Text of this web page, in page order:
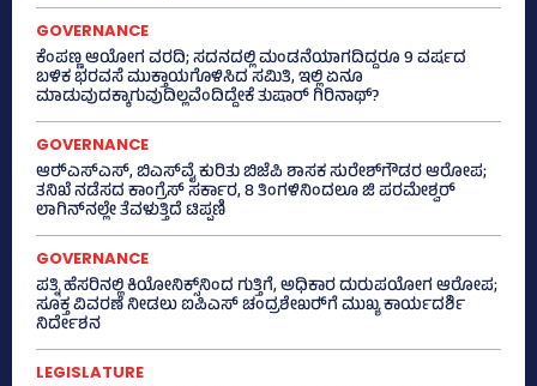
GOVERNANCE
ಕೆಂಪಣ್ಣ ಆಯೋಗ ವರದಿ; ಸದನದಲ್ಲಿ ಮಂಡನೆಯಾಗದಿದ್ದರೂ 9 ವರ್ಷದ
ಬಳಿಕ ಭರವಸೆ ಮುಕ್ತಾಯಗೊಳಿಸಿದ ಸಮಿತಿ, ಇಲ್ಲಿ ಏನೂ
ಮಾಡುವುದಕ್ಕಾಗುವುದಿಲ್ಲವೆಂದಿದ್ದೇಕೆ ತುಷಾರ್ ಗಿರಿನಾಥ್?
GOVERNANCE
ಆರ್‍‌ಎಸ್‌ಎಸ್‌, ಬಿಎಸ್‌ವೈ ಕುರಿತು ಬಿಜೆಪಿ ಶಾಸಕ ಸುರೇಶ್‌ಗೌಡರ ಆರೋಪ;
ತನಿಖೆ ನಡೆಸದ ಕಾಂಗ್ರೆಸ್‌ ಸರ್ಕಾರ, 8 ತಿಂಗಳಿನಿಂದಲೂ ಜಿ ಪರಮೇಶ್ವರ್
ಲಾಗಿನ್‌ನಲ್ಲೇ ತೆವಳುತ್ತಿದೆ ಟಿಪ್ಪಣಿ
GOVERNANCE
ಪತ್ನಿ ಹೆಸರಿನಲ್ಲಿ ಕಿಯೋನಿಕ್ಸ್‌ನಿಂದ ಗುತ್ತಿಗೆ, ಅಧಿಕಾರ ದುರುಪಯೋಗ ಆರೋಪ;
ಸೂಕ್ತ ವಿವರಣೆ ನೀಡಲು ಐಪಿಎಸ್‌ ಚಂದ್ರಶೇಖರ್‍‌ಗೆ ಮುಖ್ಯ ಕಾರ್ಯದರ್ಶಿ
ನಿರ್ದೇಶನ
LEGISLATURE